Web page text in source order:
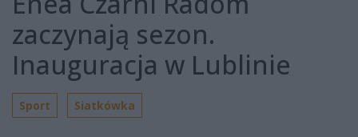
zaczynają sezon.
Inauguracja w Lublinie
Sport Siatkówka